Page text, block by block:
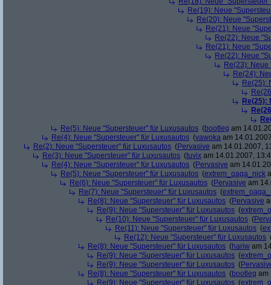
Re(19): Neue
Re(20): Neue
Re(21): Neue
Re(22): Neue
Re(21): Neue
Re(22): Neue
Re(23):
Re(24):
Re(25):
Re(25):
Re(5): Neue "Supersteuer" für Luxusautos (bootleg am
Re(4): Neue "Supersteuer" für Luxusautos (vawoka am
Re(2): Neue "Supersteuer" für Luxusautos (Pervasive am 14.01.2007,
Re(3): Neue "Supersteuer" für Luxusautos (tuvix am 14.01.2007,
Re(4): Neue "Supersteuer" für Luxusautos (Pervasive am
Re(5): Neue "Supersteuer" für Luxusautos (extrem_oaga_nick
Re(6): Neue "Supersteuer" für Luxusautos (Pervasive am
Re(7): Neue "Supersteuer" für Luxusautos (
Re(8): Neue "Supersteuer" für Luxusautos (Pervasive
Re(9): Neue "Supersteuer" für Luxusautos (
Re(10): Neue "Supersteuer" für Luxusautos (
Re(11): Neue "Supersteuer" für Luxusautos (
Re(12): Neue "Supersteuer" für Luxusautos
Re(8): Neue "Supersteuer" für Luxusautos (hariw am
Re(9): Neue "Supersteuer" für Luxusautos (
Re(9): Neue "Supersteuer" für Luxusautos (
Re(8): Neue "Supersteuer" für Luxusautos (bootleg am
Re(9): Neue "Supersteuer" für Luxusautos (